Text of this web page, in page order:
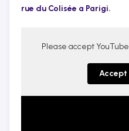
rue du Colisée a Parigi.
Please accept
Accept